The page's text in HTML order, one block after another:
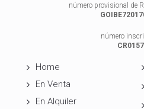
número provisional de
número
Home
En Venta
En Alquiler